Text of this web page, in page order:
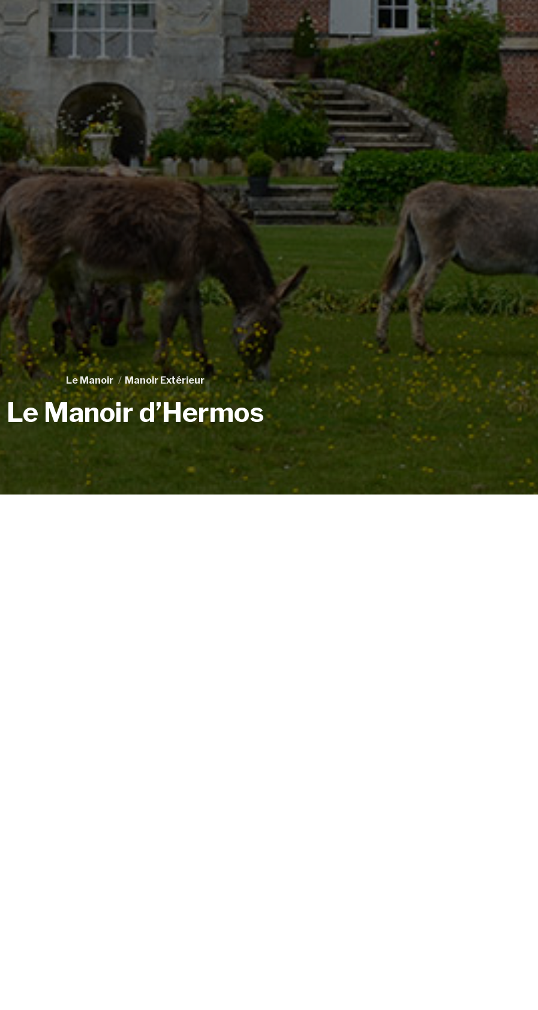
Le Manoir Manoir Extérieur
Le Manoir d’Hermos